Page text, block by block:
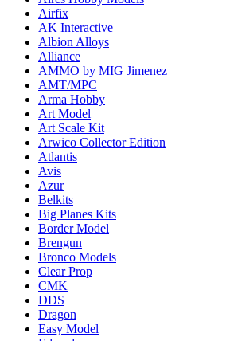
Airfix
AK Interactive
Albion Alloys
Alliance
AMMO by MIG Jimenez
AMT/MPC
Arma Hobby
Art Model
Art Scale Kit
Arwico Collector Edition
Atlantis
Avis
Azur
Belkits
Big Planes Kits
Border Model
Brengun
Bronco Models
Clear Prop
CMK
DDS
Dragon
Easy Model